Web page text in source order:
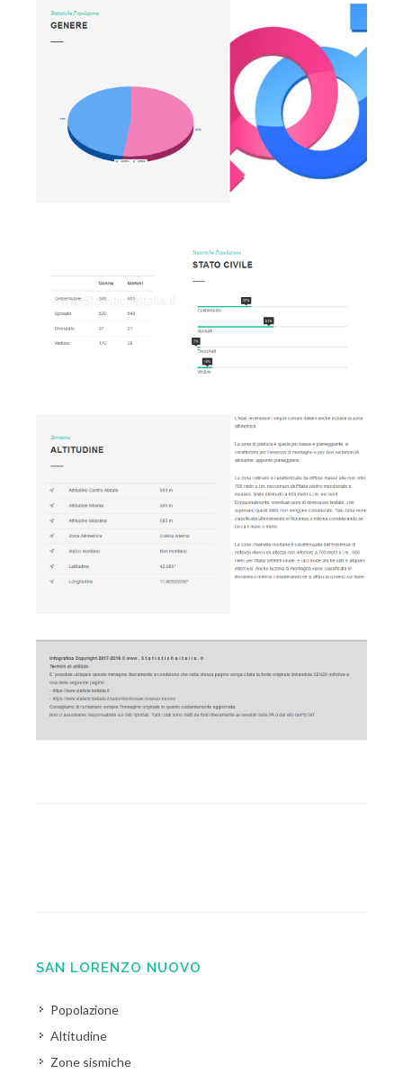
SAN LORENZO NUOVO
Popolazione
Altitudine
Zone sismiche